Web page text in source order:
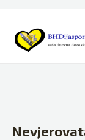
content